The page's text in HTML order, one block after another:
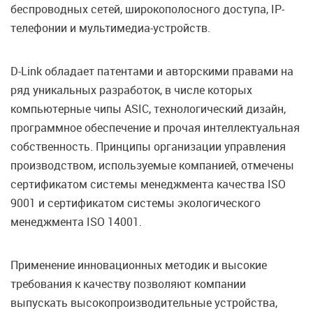
беспроводных сетей, широкополосного доступа, IP-
телефонии и мультимедиа-устройств.
D-Link обладает патентами и авторскими правами на
ряд уникальных разработок, в числе которых
компьютерные чипы ASIC, технологический дизайн,
программное обеспечение и прочая интеллектуальная
собственность. Принципы организации управления
производством, используемые компанией, отмечены
сертификатом системы менеджмента качества ISO
9001 и сертификатом системы экологического
менеджмента ISO 14001.
Применение инновационных методик и высокие
требования к качеству позволяют компании
выпускать высокопроизводительные устройства,